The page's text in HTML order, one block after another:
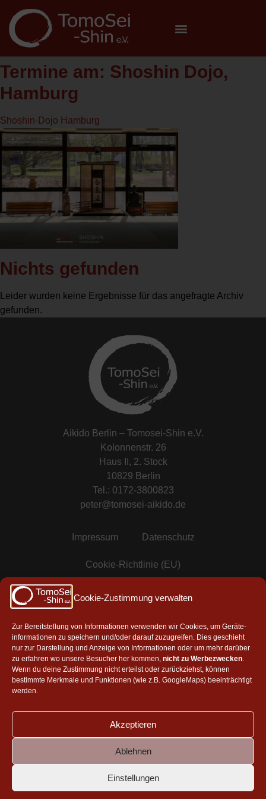
Cookie-Zustimmung verwalten
Zur Bereitstellung von Informationen verwenden wir Cookies, um Geräte-
informationen zu speichern und/oder darauf zuzugreifen. Dies geschieht
nur zur Darstellung und Anzeige von Informationen oder um mehr darüber
zu erfahren wo unsere Besucher her kommen, nicht zu Werbezwecken.
Wenn du deine Zustimmung nicht erteilst oder zurückziehst, können
bestimmte Merkmale und Funktionen (wie z.B. GoogleMaps) beeinträchtigt
werden.
Akzeptieren
Ablehnen
Einstellungen
Termine am: Shoshin Dojo,
Hamburg
Shoshin-Dojo Hamburg
Nichts gefunden
Leider wurden keine Ergebnisse für das angefragte Archiv
gefunden.
Aikido Berlin – Tomosei-Shin e.V.
Kolonnenstr. 26
Haus II, 2. Stock
10829 Berlin
Tel.: 0172-3800823
peter@tomosei-aikido.de
Impressum Datenschutz
Cookie-Richtlinie (EU)
Mitgliedschaften & Partner
Mitglied in der AAG e.V.
Aikido Toyonaka Shosenji Dojo
Yamashima, Japan|Masatake-kai, Israel
Aikido Shoryukai, Belgien|Vanadis Dojo, Stockholm